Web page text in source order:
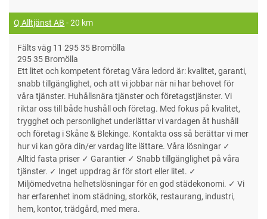
Q Alltjänst AB - 20 km
Fälts väg 11 295 35 Bromölla
295 35 Bromölla
Ett litet och kompetent företag Våra ledord är: kvalitet, garanti,
snabb tillgänglighet, och att vi jobbar när ni har behovet för
våra tjänster. Huhållsnära tjänster och företagstjänster. Vi
riktar oss till både hushåll och företag. Med fokus på kvalitet,
trygghet och personlighet underlättar vi vardagen åt hushåll
och företag i Skåne & Blekinge. Kontakta oss så berättar vi mer
hur vi kan göra din/er vardag lite lättare. Våra lösningar ✓
Alltid fasta priser ✓ Garantier ✓ Snabb tillgänglighet på våra
tjänster. ✓ Inget uppdrag är för stort eller litet. ✓
Miljömedvetna helhetslösningar för en god städekonomi. ✓ Vi
har erfarenhet inom städning, storkök, restaurang, industri,
hem, kontor, trädgård, med mera.